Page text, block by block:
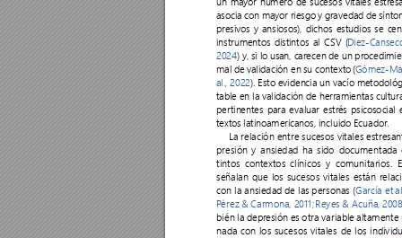
asocia con mayor riesgo y gravedad de
presivos y ansiosos), dichos estudios se
instrumentos distintos al CSV (Diez-
2024) y, si lo usan, carecen de un pr
mal de validación en su contexto (Gómez-
al., 2022). Esto evidencia un vacío
table en la validación de herramientas
pertinentes para evaluar estrés psicosocial
textos latinoamericanos, incluido Ecuador.
La relación entre sucesos vitales
presión y ansiedad ha sido
tintos contextos clínicos y comunitarios.
señalan que los sucesos vitales están
con la ansiedad de las personas (García et
Pérez & Carmona, 2011;Reyes & Acuña, 2008
bién la depresión es otra variable altamente
nada con los sucesos vitales de los